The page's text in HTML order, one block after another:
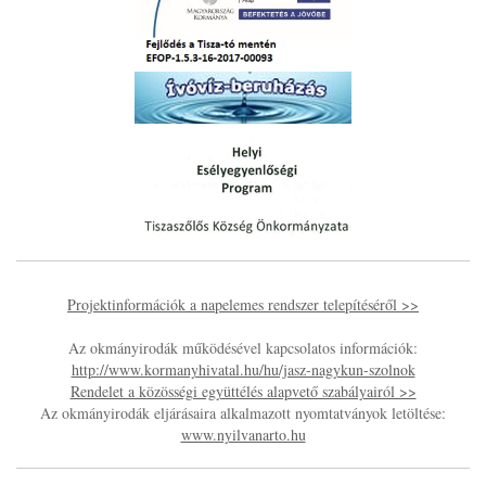
Projektinformációk a napelemes rendszer telepítéséről >>
Az okmányirodák működésével kapcsolatos információk:
http://www.kormanyhivatal.hu/hu/jasz-nagykun-szolnok
Rendelet a közösségi együttélés alapvető szabályairól >>
Az okmányirodák eljárásaira alkalmazott nyomtatványok letöltése:
www.nyilvanarto.hu